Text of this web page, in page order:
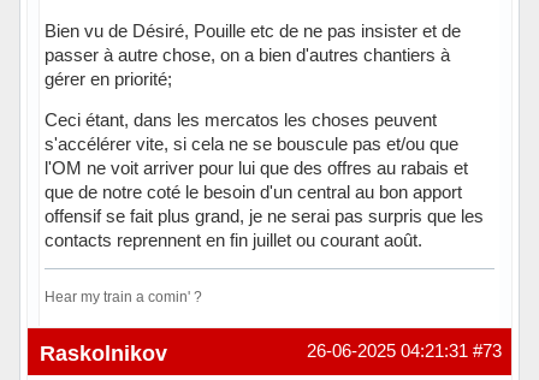
Bien vu de Désiré, Pouille etc de ne pas insister et de
passer à autre chose, on a bien d'autres chantiers à
gérer en priorité;
Ceci étant, dans les mercatos les choses peuvent
s'accélérer vite, si cela ne se bouscule pas et/ou que
l'OM ne voit arriver pour lui que des offres au rabais et
que de notre coté le besoin d'un central au bon apport
offensif se fait plus grand, je ne serai pas surpris que les
contacts reprennent en fin juillet ou courant août.
Hear my train a comin' ?
Hors ligne #73
26-06-2025 04:21:31
Raskolnikov